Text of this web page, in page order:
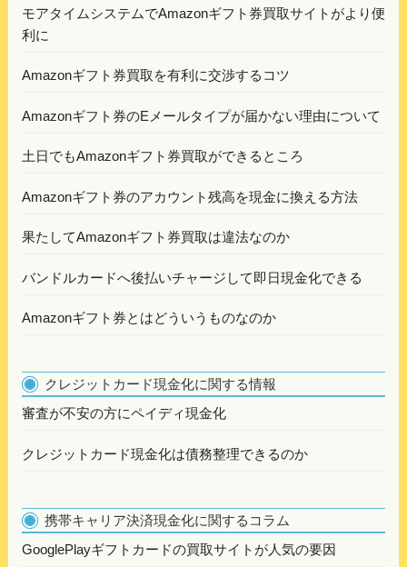
モアタイムシステムでAmazonギフト券買取サイトがより便
利に
Amazonギフト券買取を有利に交渉するコツ
Amazonギフト券のEメールタイプが届かない理由について
土日でもAmazonギフト券買取ができるところ
Amazonギフト券のアカウント残高を現金に換える方法
果たしてAmazonギフト券買取は違法なのか
バンドルカードへ後払いチャージして即日現金化できる
Amazonギフト券とはどういうものなのか
クレジットカード現金化に関する情報
審査が不安の方にペイディ現金化
クレジットカード現金化は債務整理できるのか
携帯キャリア決済現金化に関するコラム
GooglePlayギフトカードの買取サイトが人気の要因